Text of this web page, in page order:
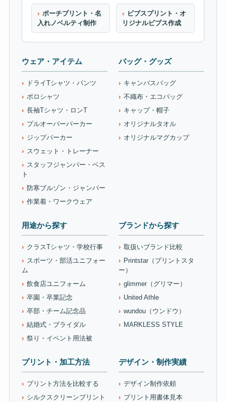
ポーチプリント・名
入れノベルティ制作
ビブスプリント・オ
リジナルビブス作成
ウェア・アイテム
ドライTシャツ・パンツ
ポロシャツ
長袖Tシャツ・ロンT
プルオーバーパーカー
ジップパーカー
スウェット・トレーナー
スタッフジャンパー・ベス
ト
防寒ブルゾン・ジャンパー
作業着・ワークウェア
バッグ・グッズ
キャンバスバッグ
不織布・エコバッグ
キャップ・帽子
オリジナルタオル
オリジナルマグカップ
用途から探す
クラスTシャツ・学校行事
スポーツ・部活ユニフォー
ム
飲食店ユニフォーム
卒園・卒業記念
卒部・チーム記念品
結婚式・ブライダル
祭り・イベント用法被
ブランドから探す
取扱いブランド比較
Printstar（プリントスタ
ー）
glimmer（グリマー）
United Athle
wundou（ウンドウ）
MARKLESS STYLE
プリント・加工方法
プリント方法を比較する
シルクスクリーンプリント
デザイン・制作実績
デザイン制作依頼
プリント用書体見本